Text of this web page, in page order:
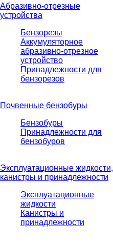
Абразивно-отрезные
устройства
Бензорезы
Аккумуляторное
абразивно-отрезное
устройство
Принадлежности для
бензорезов
Почвенные бензобуры
Бензобуры
Принадлежности для
бензобуров
Эксплуатационные жидкости,
канистры и принадлежности
Эксплуатационные
жидкости
Канистры и
принадлежности